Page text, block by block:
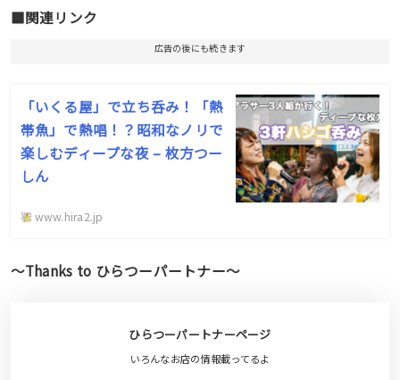
■関連リンク
広告の後にも続きます
「いくる屋」で立ち呑み！「熱
帯魚」で熱唱！？昭和なノリで
楽しむディープな夜 – 枚方つー
しん
www.hira2.jp
〜Thanks to ひらつーパートナー〜
ひらつーパートナーページ
いろんなお店の情報載ってるよ